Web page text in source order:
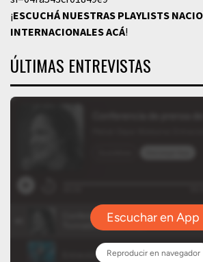
¡ESCUCHÁ NUESTRAS PLAYLISTS
INTERNACIONALESACÁ!
ÚLTIMAS ENTREVISTAS